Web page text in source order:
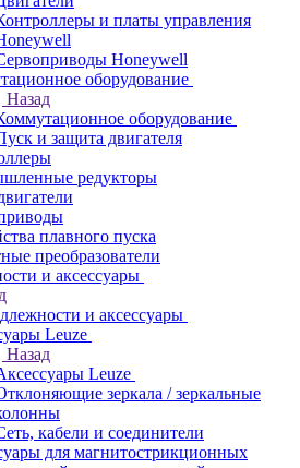
и платы управления
Honeywell
оборудование
Назад
оборудование
и защита двигателя
редукторы
плавного пуска
преобразователи
и аксессуары
и аксессуары
Leuze
Назад
Leuze
зеркала / зеркальные
кабели и соединители
для магнитострикционных